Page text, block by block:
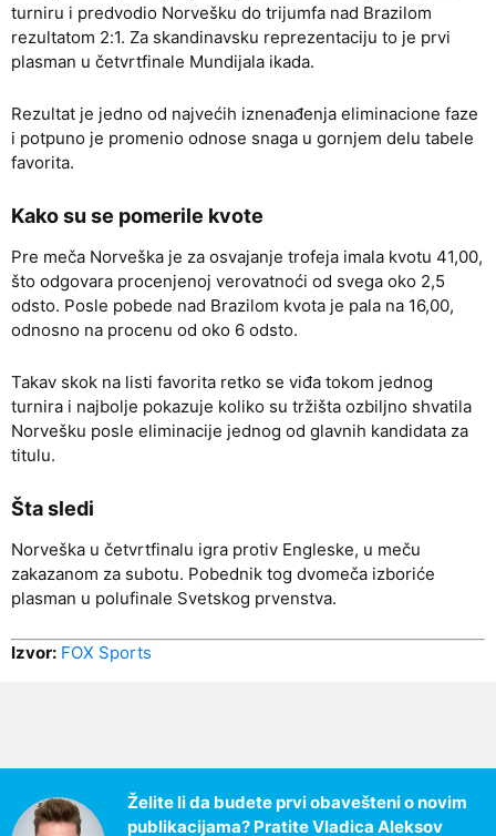
turniru i predvodio Norvešku do trijumfa nad Brazilom
rezultatom 2:1. Za skandinavsku reprezentaciju to je prvi
plasman u četvrtfinale Mundijala ikada.
Rezultat je jedno od najvećih iznenađenja eliminacione faze
i potpuno je promenio odnose snaga u gornjem delu tabele
favorita.
Kako su se pomerile kvote
Pre meča Norveška je za osvajanje trofeja imala kvotu 41,00,
što odgovara procenjenoj verovatnoći od svega oko 2,5
odsto. Posle pobede nad Brazilom kvota je pala na 16,00,
odnosno na procenu od oko 6 odsto.
Takav skok na listi favorita retko se viđa tokom jednog
turnira i najbolje pokazuje koliko su tržišta ozbiljno shvatila
Norvešku posle eliminacije jednog od glavnih kandidata za
titulu.
Šta sledi
Norveška u četvrtfinalu igra protiv Engleske, u meču
zakazanom za subotu. Pobednik tog dvomeča izboriće
plasman u polufinale Svetskog prvenstva.
Izvor: FOX Sports
Želite li da budete prvi obavešteni o novim
publikacijama? Pratite Vladica Aleksov